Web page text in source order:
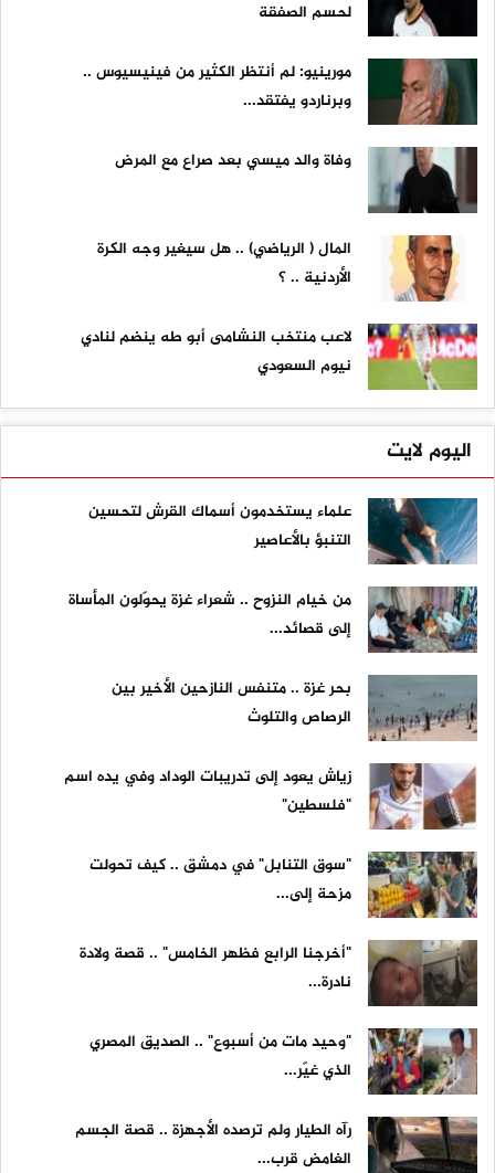
لحسم الصفقة
مورينيو: لم أنتظر الكثير من فينيسيوس ..
وبرناردو يفتقد...
وفاة والد ميسي بعد صراع مع المرض
المال ( الرياضي) .. هل سيغير وجه الكرة
الأردنية .. ؟
لاعب منتخب النشامى أبو طه ينضم لنادي
نيوم السعودي
اليوم لايت
علماء يستخدمون أسماك القرش لتحسين
التنبؤ بالأعاصير
من خيام النزوح .. شعراء غزة يحوّلون المأساة
إلى قصائد...
بحر غزة .. متنفس النازحين الأخير بين
الرصاص والتلوث
زياش يعود إلى تدريبات الوداد وفي يده اسم
"فلسطين"
"سوق التنابل" في دمشق .. كيف تحولت
مزحة إلى...
"أخرجنا الرابع فظهر الخامس" .. قصة ولادة
نادرة...
"وحيد مات من أسبوع" .. الصديق المصري
الذي غيّر...
رآه الطيار ولم ترصده الأجهزة .. قصة الجسم
الغامض قرب...